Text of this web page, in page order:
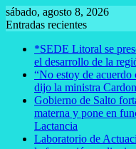
Saltar
al
sábado, agosto 8, 2026
Entradas recientes
*SEDE Litoral se
el desarrollo de la
“No estoy de acuerdo
dijo la ministra
Gobierno de Salto
materna y pone en
Lactancia
Laboratorio de